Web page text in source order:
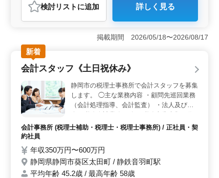
おすすめポイント
＜シニア世代の活躍＞ 50代、60代が活躍中のこの職場
では、長年の経験を活かせます。介護経験が1年以上ある
方を求めており、既に培ったスキルを活かすことができ
る環境です。 ＜アクセスと勤務条件の良さ＞ アク
セスが良好で、無料駐車場も完備し、車通勤が可能で
す。週2〜3日からの勤務が可能な週休2日シフト制で、柔
軟な勤務スタイルを選択できます。 ＜福利厚生と資
格手当の魅力＞ 雇用・労災・健康・厚生といった福利
厚生が整っており、安心して働けます。さらに、介護に
関する資格を持っている方には資格手当が付与され、専
検討リスト に追加 詳しく見る
掲載期間 2026/05/18〜2026/08/17
新着
会計スタッフ《土日祝休み》
静岡市の税理士事務所で会計スタッフを募集
します。 ◯主な業務内容 ・顧問先巡回業務
（会計処理指導、会計監査） ・法人及び個
人の税務会計業務 ・各種税務申告書類の作
成及び税務相談業務 ・会社設立、事業承継
会計事務所経験10年以上の方は条件面優遇
します！ 希望条件・待遇相談して下さい。
会計事務所 (税理士補助・税理士・税理士事務所) / 正社員・契
約社員
年収350万円〜600万円
静岡県静岡市葵区太田町 / 静鉄音羽町駅
平均年齢 45.2歳 / 最高年齢 58歳